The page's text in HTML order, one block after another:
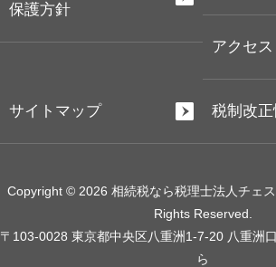
保護方針
アクセス
サイトマップ 税制改正
Copyright © 2026 相続税なら税理士法人チェ
Rights Reserved.
〒103-0028 東京都中央区八重洲1-7-20 八重洲
ら